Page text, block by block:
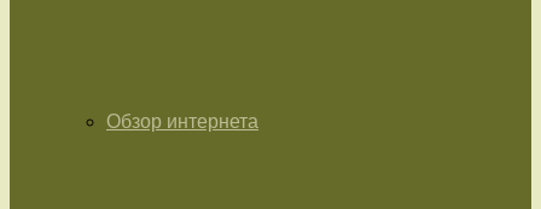
Обзор интернета